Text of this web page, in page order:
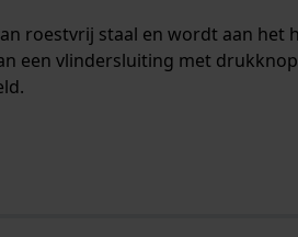
roestvrij staal en wordt aan
een vlindersluiting met